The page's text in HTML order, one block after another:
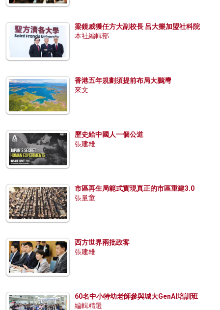
梁鏡威獲任方大副校長 呂大樂加盟社科院
本社編輯部
香港五年規劃須提前布局大鵬灣
來文
歷史給中國人一個公道
張建雄
市區再生局範式實現真正的市區重建3.0
張量童
西方世界兩批政客
張建雄
60名中小特幼老師參與城大GenAI培訓班
編輯精選